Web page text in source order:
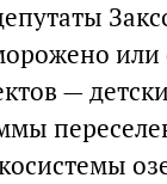
или
—